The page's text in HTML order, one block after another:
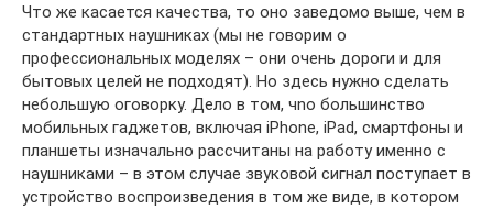
Что же касается качества, то оно заведомо выше, чем в
стандартных наушниках (мы не говорим о
профессиональных моделях – они очень дороги и для
бытовых целей не подходят). Но здесь нужно сделать
небольшую оговорку. Дело в том, чnо большинство
мобильных гаджетов, включая iPhone, iPad, смартфоны и
планшеты изначально рассчитаны на работу именно с
наушниками – в этом случае звуковой сигнал поступает в
устройство воспроизведения в том же виде, в котором